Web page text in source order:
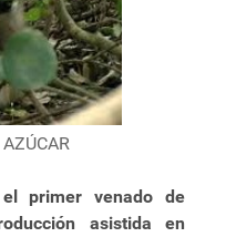
el primer venado de
asistida en